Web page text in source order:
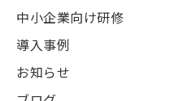
中小企業向け研修
導入事例
お知らせ